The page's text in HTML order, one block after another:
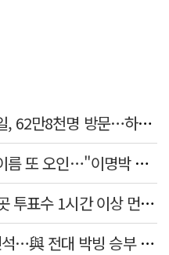
文의 평산책방 개점 1천200일, 62만8천명 방문…하루 평균 500명↑
정청래, '이명박'과 '이재명' 이름 또 오인…"이명박 대통령 임기안에 반도체 제품 출시"
"대선·총선·지선 투표구 117곳 투표수 1시간 이상 먼저 입력"
대구에선 정청래 경북은 김민석…與 전대 박빙 승부 이어간다